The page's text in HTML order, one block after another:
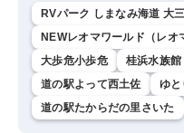
RVパーク しまなみ海道 大
NEWレオマワールド（レオ
大歩危小歩危
桂浜水族館
道の駅よって西土佐
ゆと
道の駅たからだの里さいた